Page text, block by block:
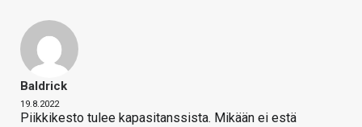
Baldrick
19.8.2022
Piikkikesto tulee kapasitanssista. Mikään ei estä